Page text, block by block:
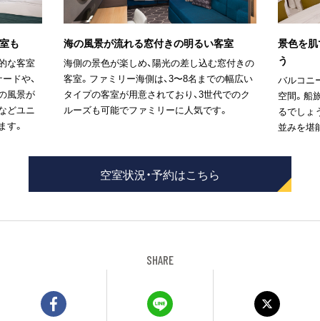
も
な客室
ドや、
風景が
どユニ
。
海の風景が流れる窓付きの明るい客室
海側の景色が楽しめ、陽光の差し込む窓付きの
客室。ファミリー海側は、3〜8名までの幅広い
タイプの客室が用意されており、3世代でのク
ルーズも可能でファミリーに人気です。
景色を
う
バルコニ
空間。船
るでしょ
並みを堪
空室状況・予約はこちら
SHARE